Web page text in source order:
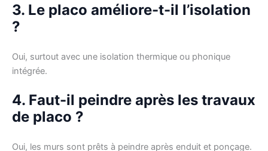
3. Le placo améliore-t-il l’isolation
?
Oui, surtout avec une isolation thermique ou phonique
intégrée.
4. Faut-il peindre après les travaux
de placo ?
Oui, les murs sont prêts à peindre après enduit et ponçage.